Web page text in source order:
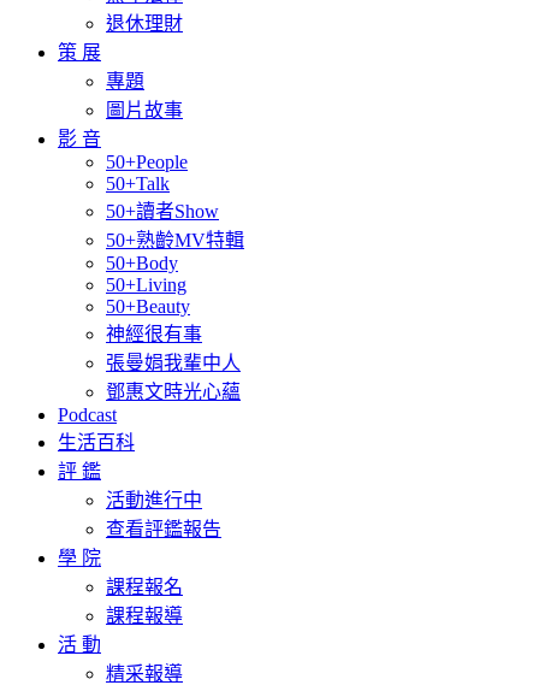
退休理財
策 展
專題
圖片故事
影 音
50+People
50+Talk
50+讀者Show
50+熟齡MV特輯
50+Body
50+Living
50+Beauty
神經很有事
張曼娟我輩中人
鄧惠文時光心蘊
Podcast
生活百科
評 鑑
活動進行中
查看評鑑報告
學 院
課程報名
課程報導
活 動
精采報導